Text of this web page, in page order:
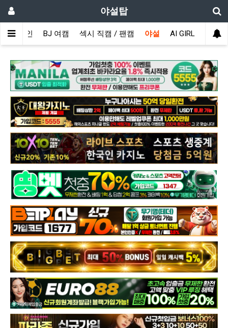
야설탑
메인 BJ 여캠 섹시 직캠 / 팬캠 야설 AI GIRL